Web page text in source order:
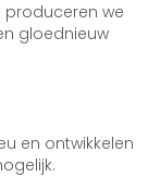
we
gloednieuw
en ontwikkelen